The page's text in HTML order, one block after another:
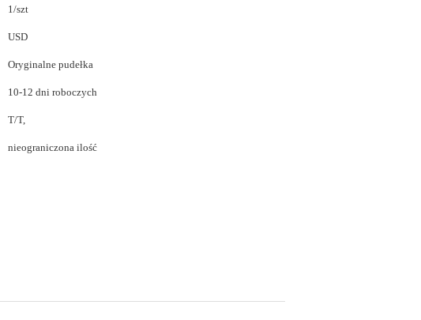
1/szt
USD
Oryginalne pudełka
10-12 dni roboczych
T/T,
nieograniczona ilość